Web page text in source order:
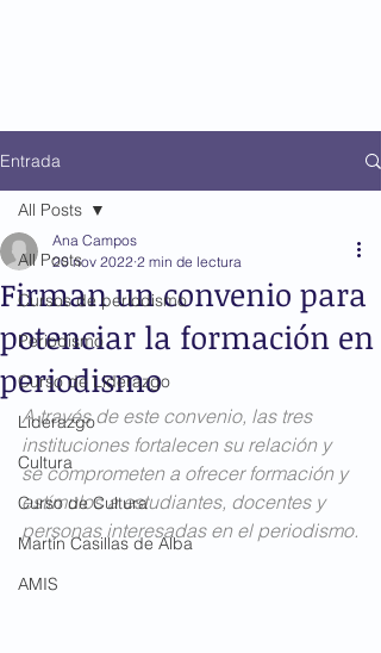
Entrada
All Posts
Cursos de periodismo
Periodismo
Curso de Liderazgo
Liderazgo
Cultura
Curso de Cultura
Martín Casillas de Alba
AMIS
All Posts
Firman un convenio para
potenciar la formación en
periodismo
Ana Campos
20 nov 2022 2 min de lectura
A través de este convenio, las tres
instituciones fortalecen su relación y
se comprometen a ofrecer formación y
estímulos a estudiantes, docentes y
personas interesadas en el periodismo.